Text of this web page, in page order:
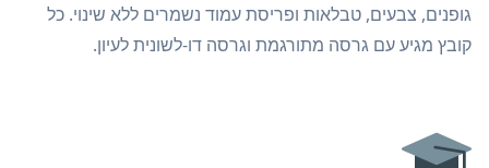
גופנים, צבעים, טבלאות ופריסת עמוד נשמרים ללא שינוי. כל
קובץ מגיע עם גרסה מתורגמת וגרסה דו-לשונית לעיון.